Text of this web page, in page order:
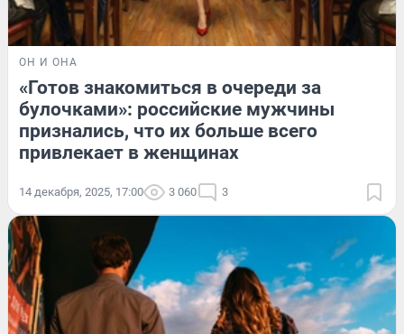
ОН И ОНА
«Готов знакомиться в очереди за
булочками»: российские мужчины
признались, что их больше всего
привлекает в женщинах
14 декабря, 2025, 17:00 3 060 3